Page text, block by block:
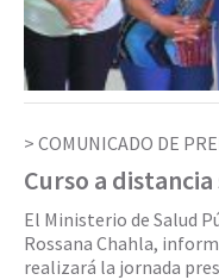
COMUNICADO DE
Curso a
El Ministerio de Salud
Rossana Chahla,
realizará la jornada